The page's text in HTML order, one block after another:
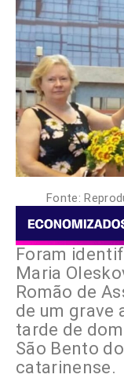
Fonte:
Foram
Maria
Romão de
de um grave
tarde de
São Bento
catarinense.